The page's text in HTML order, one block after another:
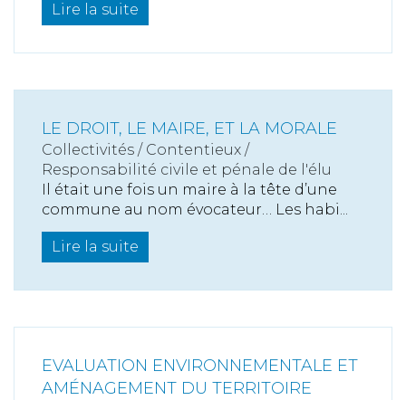
Lire la suite
LE DROIT, LE MAIRE, ET LA MORALE
Collectivités / Contentieux /
Responsabilité civile et pénale de l'élu
Il était une fois un maire à la tête d’une
commune au nom évocateur… Les habi...
Lire la suite
EVALUATION ENVIRONNEMENTALE ET
AMÉNAGEMENT DU TERRITOIRE